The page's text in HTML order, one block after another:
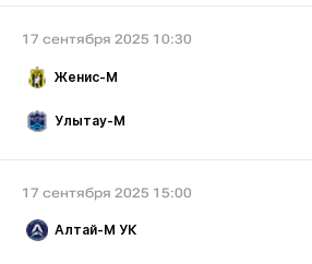
17 сентября 2025 10:30
Женис-М
Улытау-М
17 сентября 2025 15:00
Алтай-М УК